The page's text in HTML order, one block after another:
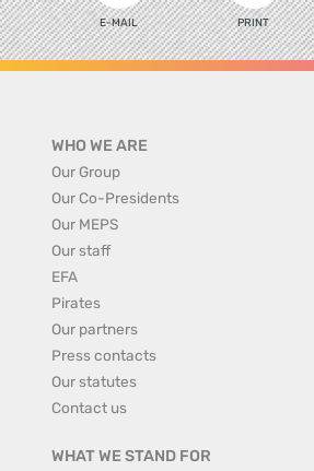
E-MAIL PRINT
WHO WE ARE
Our Group
Our Co-Presidents
Our MEPS
Our staff
EFA
Pirates
Our partners
Press contacts
Our statutes
Contact us
WHAT WE STAND FOR